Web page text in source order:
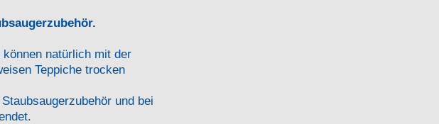
natürlich mit der
Teppiche trocken
und bei